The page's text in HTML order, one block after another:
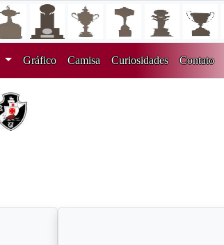
Gráfico Camisa Curiosidades Contato